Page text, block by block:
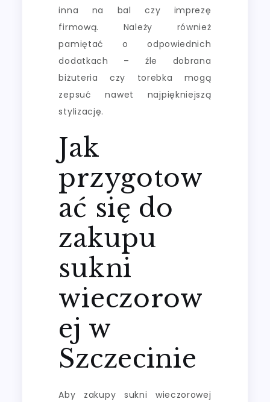
inna na bal czy imprezę
firmową. Należy również
pamiętać o odpowiednich
dodatkach – źle dobrana
biżuteria czy torebka mogą
zepsuć nawet najpiękniejszą
stylizację.
Jak
przygotow
ać się do
zakupu
sukni
wieczorow
ej w
Szczecinie
Aby zakupy sukni wieczorowej